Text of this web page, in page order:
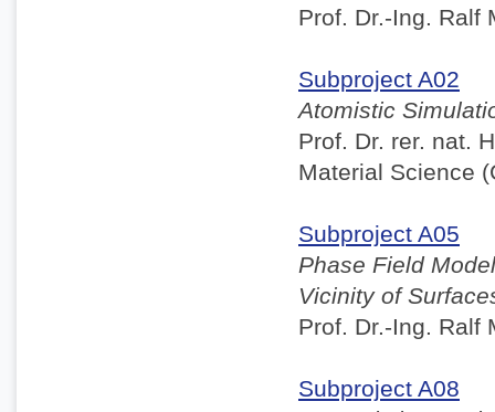
Prof. Dr.-Ing. Ralf
Subproject A02
Atomistic
Prof. Dr. rer. nat.
Material Science
Subproject A05
Phase Field
Vicinity of
Prof. Dr.-Ing. Ralf
Subproject A08